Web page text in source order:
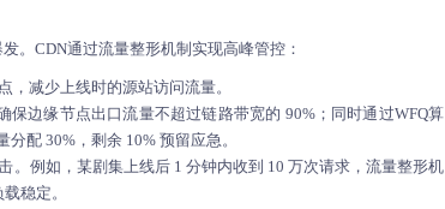
。CDN通过流量整形机制实现高峰管控：
，减少上线时的源站访问流量。
边缘节点出口流量不超过链路带宽的 90%；同时通过WFQ算
配 30%，剩余 10% 预留应急。
。例如，某剧集上线后 1 分钟内收到 10 万次请求，流量整形机
稳定。